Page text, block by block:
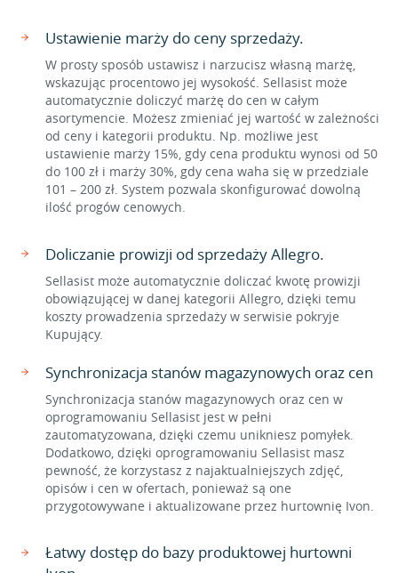
Ustawienie marży do ceny sprzedaży.
W prosty sposób ustawisz i narzucisz własną marżę,
wskazując procentowo jej wysokość. Sellasist może
automatycznie doliczyć marżę do cen w całym
asortymencie. Możesz zmieniać jej wartość w zależności
od ceny i kategorii produktu. Np. możliwe jest
ustawienie marży 15%, gdy cena produktu wynosi od 50
do 100 zł i marży 30%, gdy cena waha się w przedziale
101 – 200 zł. System pozwala skonfigurować dowolną
ilość progów cenowych.
Doliczanie prowizji od sprzedaży Allegro.
Sellasist może automatycznie doliczać kwotę prowizji
obowiązującej w danej kategorii Allegro, dzięki temu
koszty prowadzenia sprzedaży w serwisie pokryje
Kupujący.
Synchronizacja stanów magazynowych oraz cen
Synchronizacja stanów magazynowych oraz cen w
oprogramowaniu Sellasist jest w pełni
zautomatyzowana, dzięki czemu unikniesz pomyłek.
Dodatkowo, dzięki oprogramowaniu Sellasist masz
pewność, że korzystasz z najaktualniejszych zdjęć,
opisów i cen w ofertach, ponieważ są one
przygotowywane i aktualizowane przez hurtownię Ivon.
Łatwy dostęp do bazy produktowej hurtowni